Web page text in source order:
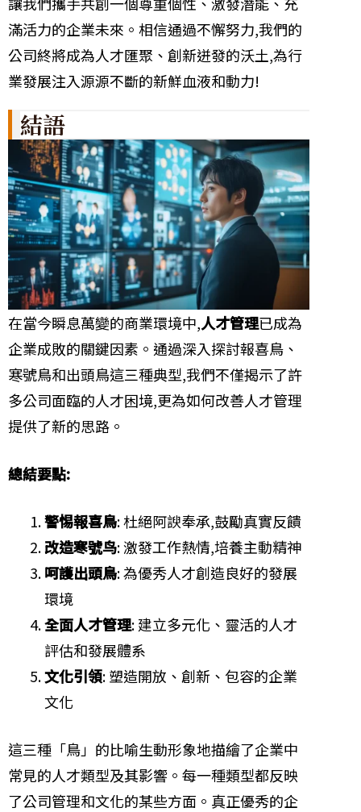
滿活力的企業未來。相信通過不懈努力,我們的
公司終將成為人才匯聚、創新迸發的沃土,為行
業發展注入源源不斷的新鮮血液和動力!
結語
在當今瞬息萬變的商業環境中,人才管理已成為
企業成敗的關鍵因素。通過深入探討報喜鳥、
寒號鳥和出頭鳥這三種典型,我們不僅揭示了許
多公司面臨的人才困境,更為如何改善人才管理
提供了新的思路。
總結要點:
警惕報喜鳥: 杜絕阿諛奉承,鼓勵真實反饋
改造寒號鸟: 激發工作熱情,培養主動精神
呵護出頭鳥: 為優秀人才創造良好的發展
環境
全面人才管理: 建立多元化、靈活的人才
評估和發展體系
文化引領: 塑造開放、創新、包容的企業
文化
這三種「鳥」的比喻生動形象地描繪了企業中
常見的人才類型及其影響。每一種類型都反映
了公司管理和文化的某些方面。真正優秀的企